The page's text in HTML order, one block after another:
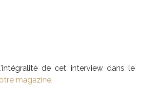
de cet interview dans le
magazine.